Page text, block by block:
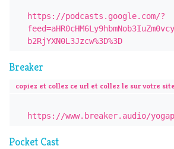
https://podcasts.google.com/?
b2RjYXN0L3Jzcw%3D%3D
Breaker
copiez et collez ce url et collez le sur votre site
https://www.breaker.audio/
Pocket Cast